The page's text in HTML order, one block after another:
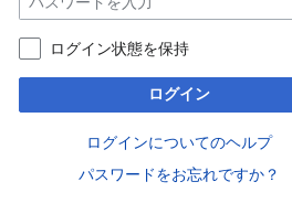
ョ
ン
に
動
ログイン状態を保持
ログイン
ログインについてのヘルプ
パスワードをお忘れですか？